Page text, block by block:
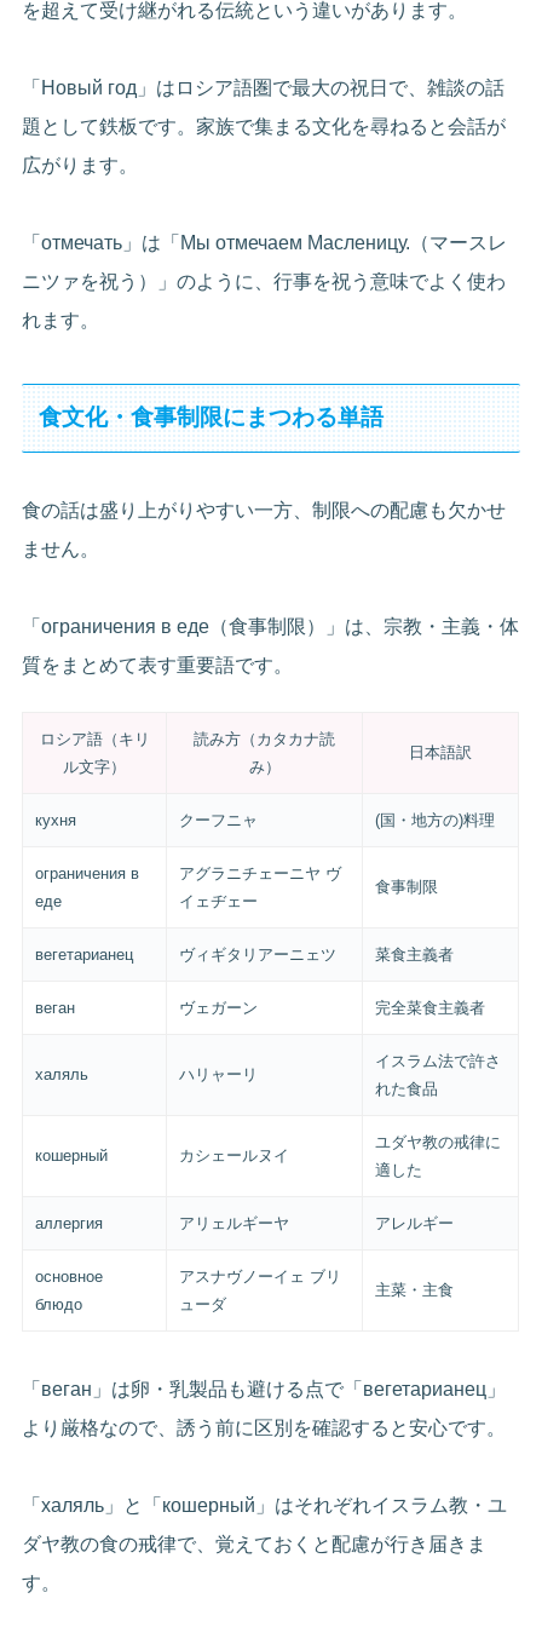
を超えて受け継がれる伝統という違いがあります。
「Новый год」はロシア語圏で最大の祝日で、雑談の話
題として鉄板です。家族で集まる文化を尋ねると会話が
広がります。
「отмечать」は「Мы отмечаем Масленицу.（マースレ
ニツァを祝う）」のように、行事を祝う意味でよく使わ
れます。
食文化・食事制限にまつわる単語
食の話は盛り上がりやすい一方、制限への配慮も欠かせ
ません。
「ограничения в еде（食事制限）」は、宗教・主義・体
質をまとめて表す重要語です。
ロシア語（キリ
ル文字）
読み方（カタカナ読
み）
日本語訳
кухня クーフニャ (国・地方の)料理
ограничения в
еде
アグラニチェーニヤ ヴ
イェヂェー
食事制限
вегетарианец ヴィギタリアーニェツ 菜食主義者
веган ヴェガーン 完全菜食主義者
халяль ハリャーリ
イスラム法で許さ
れた食品
кошерный カシェールヌイ
ユダヤ教の戒律に
適した
аллергия アリェルギーヤ アレルギー
основное
блюдо
アスナヴノーイェ ブリ
ューダ
主菜・主食
「веган」は卵・乳製品も避ける点で「вегетарианец」
より厳格なので、誘う前に区別を確認すると安心です。
「халяль」と「кошерный」はそれぞれイスラム教・ユ
ダヤ教の食の戒律で、覚えておくと配慮が行き届きま
す。